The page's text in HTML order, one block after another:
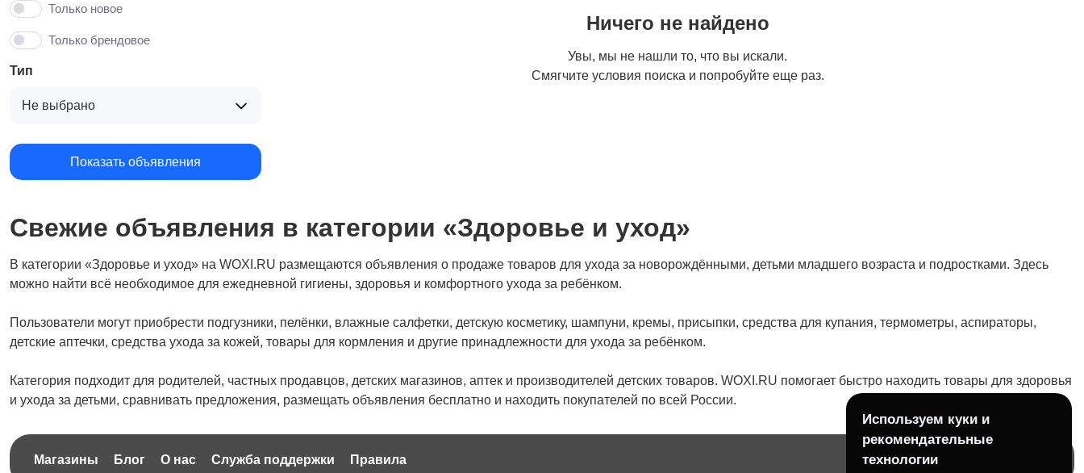
Только новое
Только брендовое
Тип
Не выбрано
Показать объявления
Ничего не найдено
Увы, мы не нашли то, что вы искали.
Смягчите условия поиска и попробуйте еще раз.
Свежие объявления в категории «Здоровье и уход»
В категории «Здоровье и уход» на WOXI.RU размещаются объявления о продаже товаров для ухода за новорождёнными, детьми младшего возраста и подростками. Здесь
можно найти всё необходимое для ежедневной гигиены, здоровья и комфортного ухода за ребёнком.
Пользователи могут приобрести подгузники, пелёнки, влажные салфетки, детскую косметику, шампуни, кремы, присыпки, средства для купания, термометры, аспираторы,
детские аптечки, средства ухода за кожей, товары для кормления и другие принадлежности для ухода за ребёнком.
Категория подходит для родителей, частных продавцов, детских магазинов, аптек и производителей детских товаров. WOXI.RU помогает быстро находить товары для здоровья
и ухода за детьми, сравнивать предложения, размещать объявления бесплатно и находить покупателей по всей России.
Магазины Блог О нас Служба поддержки Правила
Используем куки и
рекомендательные
технологии